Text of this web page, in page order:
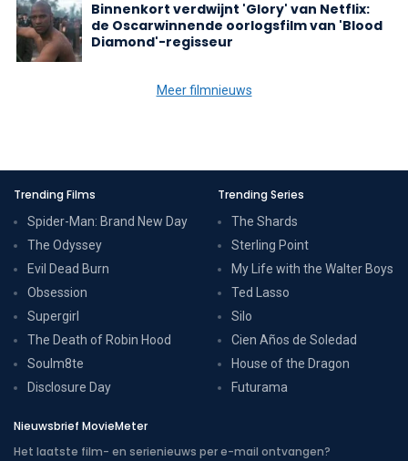
Binnenkort verdwijnt 'Glory' van Netflix:
de Oscarwinnende oorlogsfilm van 'Blood
Diamond'-regisseur
Meer filmnieuws
Trending Films
Spider-Man: Brand New Day
The Odyssey
Evil Dead Burn
Obsession
Supergirl
The Death of Robin Hood
Soulm8te
Disclosure Day
Trending Series
The Shards
Sterling Point
My Life with the Walter Boys
Ted Lasso
Silo
Cien Años de Soledad
House of the Dragon
Futurama
Nieuwsbrief MovieMeter
Het laatste film- en serienieuws per e-mail ontvangen?